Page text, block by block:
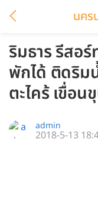
นคร
ริมธาร รีสอ
พักได้ ติดริม
ตะไคร้ เขื่อน
admin
2018-5-13